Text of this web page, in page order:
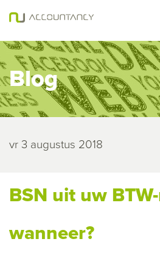
Blog
vr 3 augustus 2018
BSN uit uw
wanneer?